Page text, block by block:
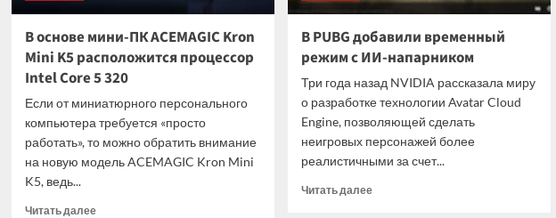
В основе мини-ПК ACEMAGIC Kron
Mini K5 расположится процессор
Intel Core 5 320
Если от миниатюрного персонального
компьютера требуется «просто
работать», то можно обратить внимание
на новую модель ACEMAGIC Kron Mini
K5, ведь...
Читать далееПрочитать
В PUBG добавили временный
режим с ИИ-напарником
Три года назад NVIDIA рассказала миру
о разработке технологии Avatar Cloud
Engine, позволяющей сделать
неигровых персонажей более
реалистичными за счет...
Читать далееПрочитать